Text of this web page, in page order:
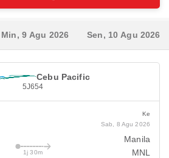
Min, 9 Agu 2026 Sen, 10 Agu 2026
Cebu Pacific
5J654
1j 30m
Ke
Sab, 8 Agu 2026
Manila
MNL